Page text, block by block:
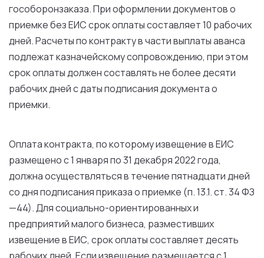
гособоронзаказа.Приоформлениидокументово
приемкебезЕИСсрокоплатысоставляет10 рабочих
дней.Расчетыпоконтрактувчасти выплаты аванса
подлежат казначейскому сопровождению, приэтом
срокоплатыдолженсоставлятьнеболеедесяти
рабочихднейсдатыподписаниядокументао
приемки.
Оплатаконтракта, покоторомуизвещениевЕИС
размещенос1 январяпо31 декабря2022года,
должнаосуществлятьсяв течениепятнадцатидней
содняподписанияприказаоприемке (п.13.1.ст.34ФЗ
—44).Длясоциально-ориентированныхи
предприятиймалогобизнеса, разместивших
извещениевЕИС, срокоплатысоставляетдесять